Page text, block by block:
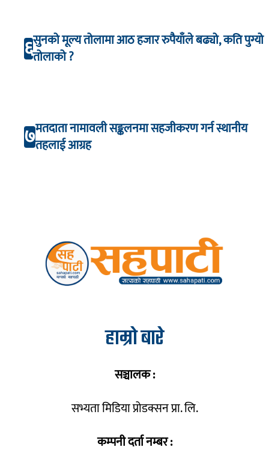
६सुनको मूल्य तोलामा आठ हजार रुपैयाँले बढ्यो, कति पुग्यो
तोलाको ?
७मतदाता नामावली सङ्कलनमा सहजीकरण गर्न स्थानीय
तहलाई आग्रह
हाम्रो बारे
सञ्चालक :
सभ्यता मिडिया प्रोडक्सन प्रा. लि.
कम्पनी दर्ता नम्बर :